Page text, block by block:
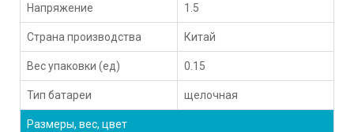
Напряжение 1.5
Страна производства Китай
Вес упаковки (ед) 0.15
Тип батареи щелочная
Размеры, вес, цвет